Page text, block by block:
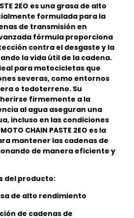
2EO es una grasa de alto
formulada para la
de transmisión en
fórmula proporciona
contra el desgaste y la
la vida útil de la cadena.
para motocicletas que
severas, como entornos
o todoterreno. Su
firmemente a la
al agua aseguran una
incluso en las condiciones
CHAIN PASTE 2EO es la
mantener las cadenas de
de manera eficiente y
del producto:
de alto rendimiento
de cadenas de